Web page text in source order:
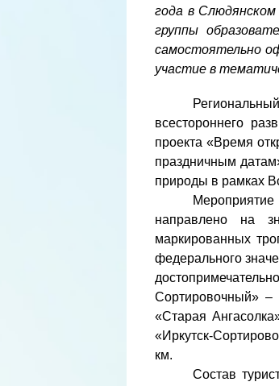
года в
группы
самостоятельно
участие в
всестороннего
проекта «Время
праздничным
природы в рамках
Мероприятие
направлено на
маркированных
федерального
Сортировочный»
«Старая
«Иркутск-
км.
Состав